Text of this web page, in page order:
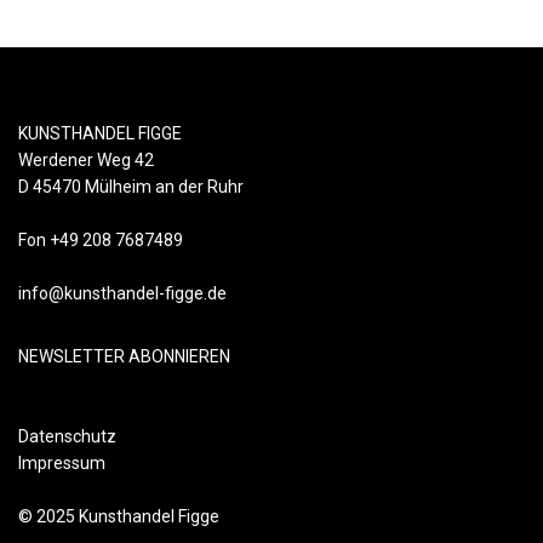
KUNSTHANDEL FIGGE
Werdener Weg 42
D 45470 Mülheim an der Ruhr
Fon +49 208 7687489
info@kunsthandel-figge.de
NEWSLETTER ABONNIEREN
Datenschutz
Impressum
© 2025 Kunsthandel Figge